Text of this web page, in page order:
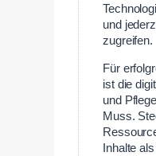
und
zugreifen.
Für
ist die
und
Muss.
Inhalte